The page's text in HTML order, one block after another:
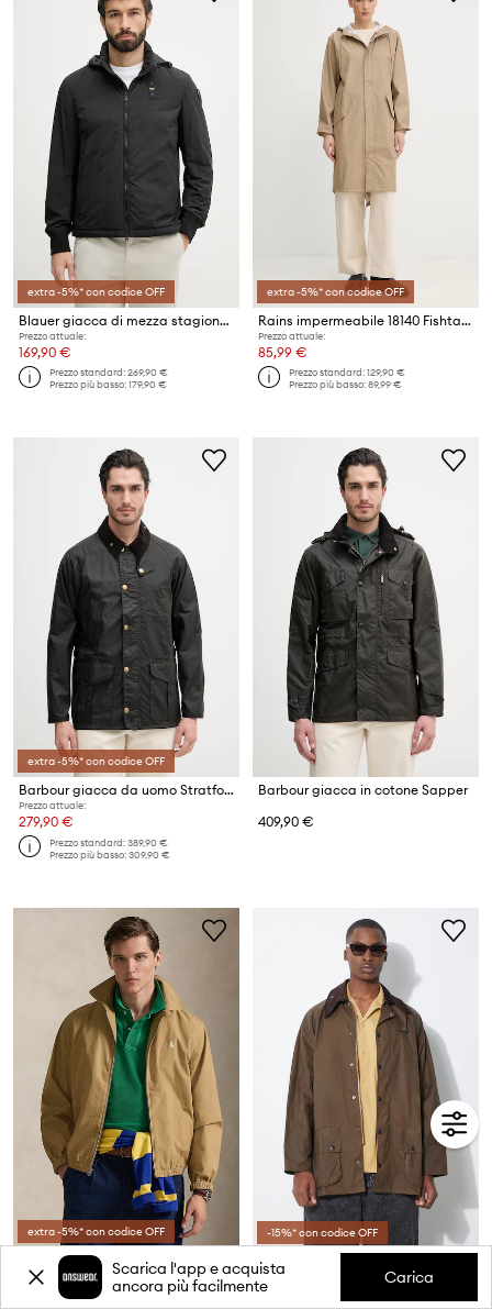
extra -5%* con codice OFF
Blauer giacca di mezza stagione da uomo DALTON
Prezzo attuale:
169,90 €
Prezzo standard:269,90 €
Prezzo più basso:179,90 €
extra -5%* con codice OFF
Rains impermeabile 18140 Fishtail Parka W3
Prezzo attuale:
85,99 €
Prezzo standard:129,90 €
Prezzo più basso:89,99 €
extra -5%* con codice OFF
Barbour giacca da uomo Stratford
Prezzo attuale:
279,90 €
Prezzo standard:389,90 €
Prezzo più basso:309,90 €
Barbour giacca in cotone Sapper
409,90 €
extra -5%* con codice OFF
Polo Ralph Lauren giacca
Prezzo attuale:
189,90 €
-15%* con codice OFF
399,90 €
Scarica l'app e acquista
ancora più facilmente
Carica